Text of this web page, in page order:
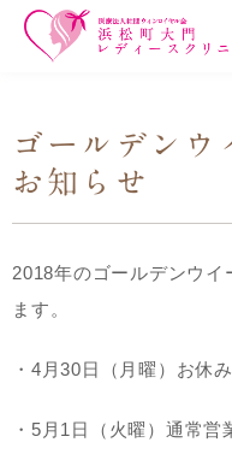
ゴールデンウ
お知らせ
2018年のゴールデンウイ
ます。
・4月30日（月曜）お休み
・5月1日（火曜）通常営